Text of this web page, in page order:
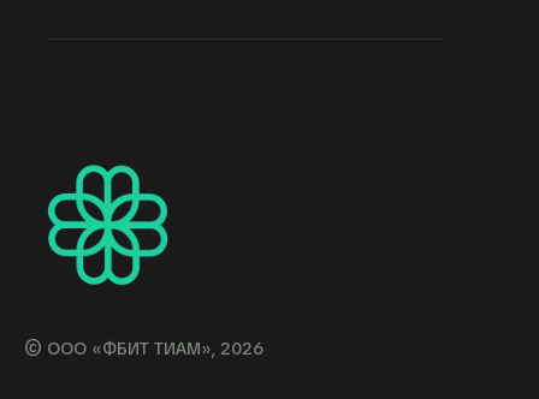
© ООО «ФБИТ ТИАМ», 2026